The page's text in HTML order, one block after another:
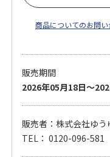
商品についてのお問
販売期間
2026年05月18日～
販売者：株式会社ゆう
TEL： 0120-096-581